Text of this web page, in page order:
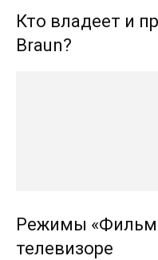
Кто владеет и
Braun?
Режимы
телевизоре